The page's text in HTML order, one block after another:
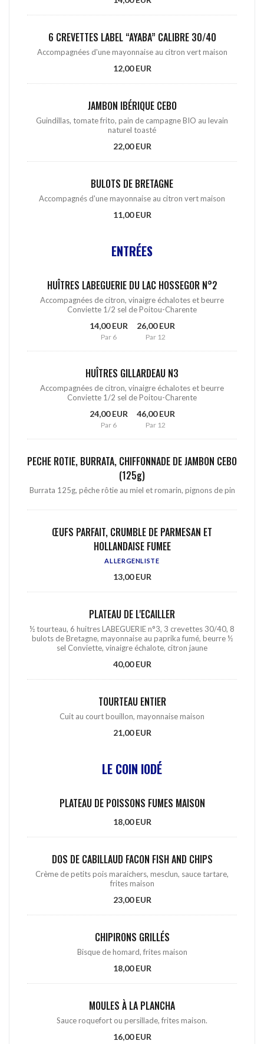
6 CREVETTES LABEL “AYABA” CALIBRE 30/40
Accompagnées d'une mayonnaise au citron vert maison
12,00 EUR
JAMBON IBÉRIQUE CEBO
Guindillas, tomate frito, pain de campagne BIO au levain
naturel toasté
22,00 EUR
BULOTS DE BRETAGNE
Accompagnés d'une mayonnaise au citron vert maison
11,00 EUR
ENTRÉES
HUÎTRES LABEGUERIE DU LAC HOSSEGOR N°2
Accompagnées de citron, vinaigre échalotes et beurre
Conviette 1/2 sel de Poitou-Charente
14,00 EUR
Par 6
26,00 EUR
Par 12
HUÎTRES GILLARDEAU N3
Accompagnées de citron, vinaigre échalotes et beurre
Conviette 1/2 sel de Poitou-Charente
24,00 EUR
Par 6
46,00 EUR
Par 12
PECHE ROTIE, BURRATA, CHIFFONNADE DE JAMBON CEBO
(125g)
Burrata 125g, pêche rôtie au miel et romarin, pignons de pin
ŒUFS PARFAIT, CRUMBLE DE PARMESAN ET
HOLLANDAISE FUMEE
ALLERGENLISTE
13,00 EUR
PLATEAU DE L'ECAILLER
½ tourteau, 6 huitres LABEGUERIE n°3, 3 crevettes 30/40, 8
bulots de Bretagne, mayonnaise au paprika fumé, beurre ½
sel Conviette, vinaigre échalote, citron jaune
40,00 EUR
TOURTEAU ENTIER
Cuit au court bouillon, mayonnaise maison
21,00 EUR
LE COIN IODÉ
PLATEAU DE POISSONS FUMES MAISON
18,00 EUR
DOS DE CABILLAUD FACON FISH AND CHIPS
Crème de petits pois maraichers, mesclun, sauce tartare,
frites maison
23,00 EUR
CHIPIRONS GRILLÉS
Bisque de homard, frites maison
18,00 EUR
MOULES À LA PLANCHA
Sauce roquefort ou persillade, frites maison.
16,00 EUR